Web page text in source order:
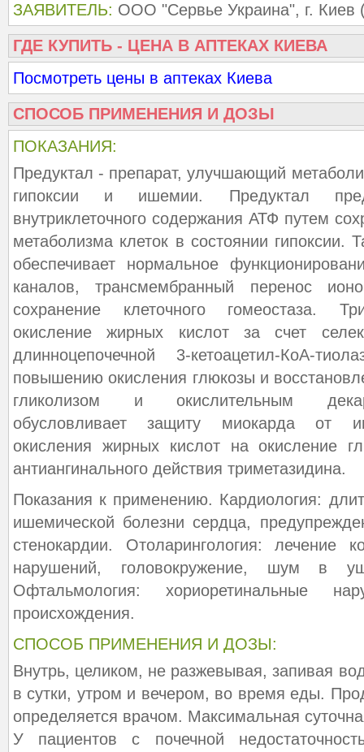
ЗАЯВИТЕЛЬ: ООО "Сервье Украина", г. Киев
ГДЕ КУПИТЬ - ЦЕНА В АПТЕКАХ КИЕВА
Посмотреть цены в аптеках Киева
СПОСОБ ПРИМЕНЕНИЯ И ДОЗЫ
ПОКАЗАНИЯ:
Предуктал - препарат, улучшающий
гипоксии и ишемии. Предуктал
внутриклеточного содержания АТФ путем
метаболизма клеток в состоянии гипоксии.
обеспечивает нормальное
каналов, трансмембранный перенос
сохранение клеточного гомеостаза.
окисление жирных кислот за счет
длинноцепочечной 3-кетоацетил-КоА-
повышению окисления глюкозы и
гликолизом и окислительным
обусловливает защиту миокарда от
окисления жирных кислот на окисление
антиангинального действия триметазидина.
Показания к применению. Кардиология:
ишемической болезни сердца,
стенокардии. Отоларингология: лечение
нарушений, головокружение, шум в
Офтальмология: хориоретинальные
происхождения.
СПОСОБ ПРИМЕНЕНИЯ И ДОЗЫ:
Внутрь, целиком, не разжевывая, запивая
в сутки, утром и вечером, во время еды.
определяется врачом. Максимальная
У пациентов с почечной